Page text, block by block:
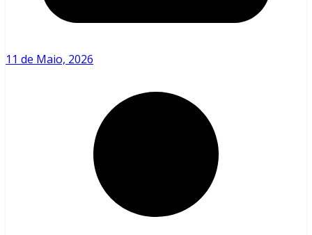
11 de Maio, 2026